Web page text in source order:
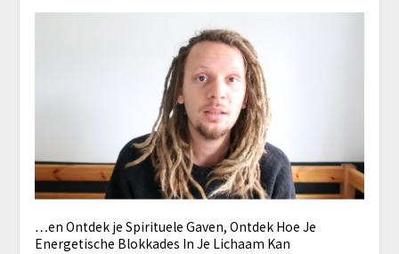
…en Ontdek je Spirituele Gaven, Ontdek Hoe Je
Energetische Blokkades In Je Lichaam Kan